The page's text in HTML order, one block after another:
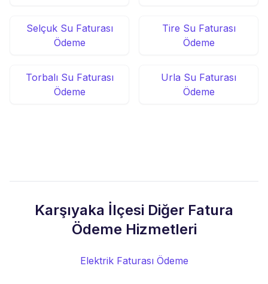
Selçuk Su Faturası
Ödeme
Tire Su Faturası
Ödeme
Torbalı Su Faturası
Ödeme
Urla Su Faturası
Ödeme
Karşıyaka İlçesi Diğer Fatura
Ödeme Hizmetleri
Elektrik Faturası Ödeme